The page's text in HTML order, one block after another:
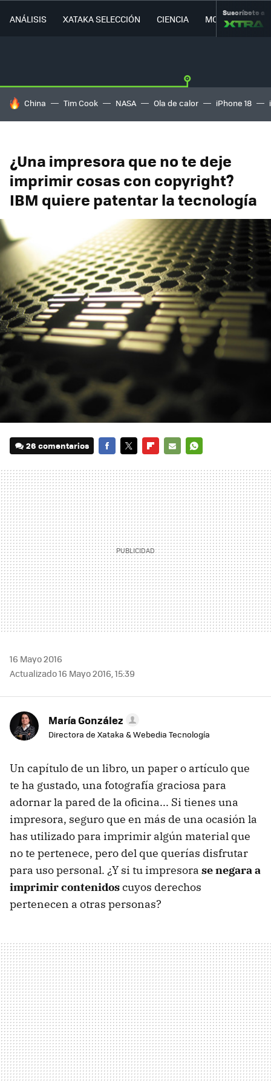
ANÁLISIS XATAKA SELECCIÓN CIENCIA MOVILIDAD
Suscríbete a
HOY SE HABLA DE
China Tim Cook NASA Ola de calor iPhone 18
¿Una impresora que no te deje
imprimir cosas con copyright?
IBM quiere patentar la tecnología
26 comentarios
MAIL
16 Mayo 2016
Actualizado 16 Mayo 2016, 15:39
María González
Directora de Xataka & Webedia Tecnología
Un capítulo de un libro, un paper o artículo que
te ha gustado, una fotografía graciosa para
adornar la pared de la oficina... Si tienes una
impresora, seguro que en más de una ocasión la
has utilizado para imprimir algún material que
no te pertenece, pero del que querías disfrutar
para uso personal. ¿Y si tu impresora se negara a
imprimir contenidoscuyos derechos
pertenecen a otras personas?